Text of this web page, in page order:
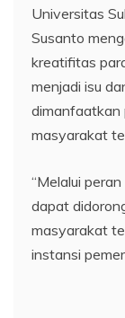
Universitas
Susanto
kreatifitas
menjadi isu
dimanfaatkan
masyarakat
“Melalui
dapat
masyarakat
instansi